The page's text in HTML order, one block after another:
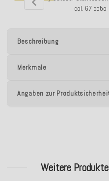
col. 67 cobo
Beschreibung
Merkmale
Angaben zur
Weitere